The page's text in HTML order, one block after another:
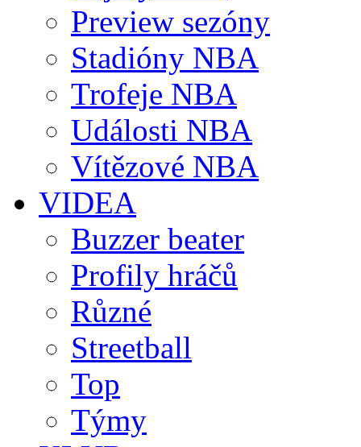
Preview sezóny
Stadióny NBA
Trofeje NBA
Události NBA
Vítězové NBA
VIDEA
Buzzer beater
Profily hráčů
Různé
Streetball
Top
Týmy